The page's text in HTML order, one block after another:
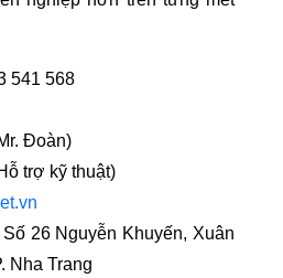
541 568
Đoàn)
trợ kỹ thuật)
Số 26 Nguyễn Khuyến, Xuân
Nha Trang